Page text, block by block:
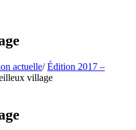
actuelle/ Édition 2017 –
village